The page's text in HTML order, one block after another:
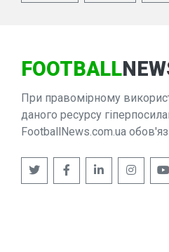
FOOTBALL
При правомірному
даного ресурсу
FootballNews.com.ua